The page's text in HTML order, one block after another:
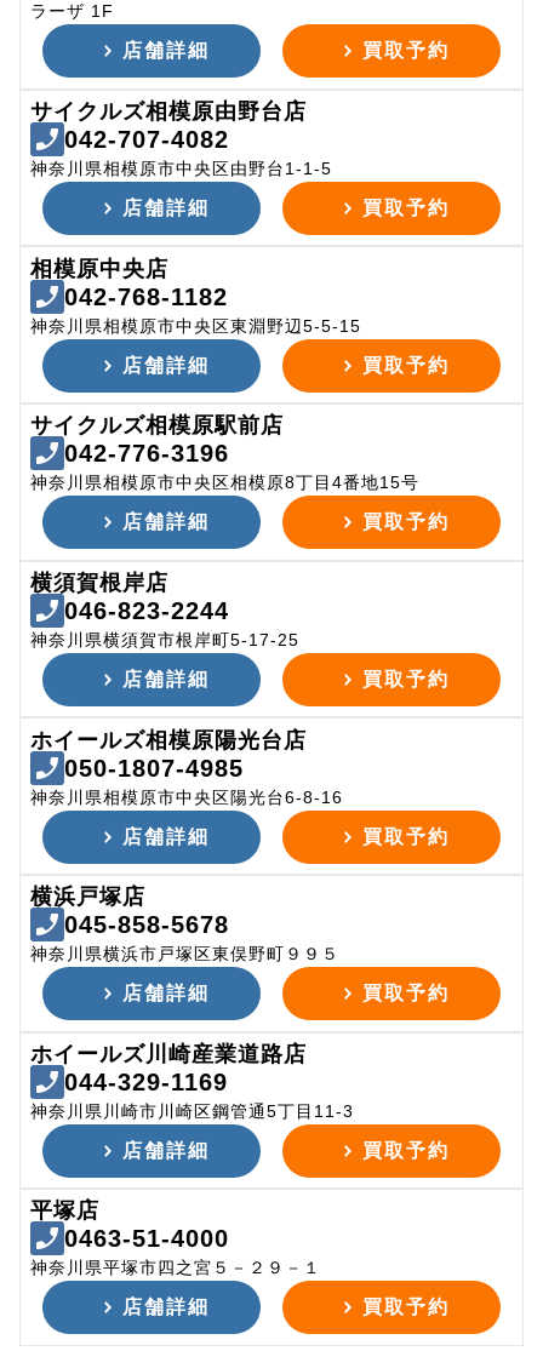
ラーザ 1F
店舗詳細 買取予約
サイクルズ相模原由野台店
042-707-4082
神奈川県相模原市中央区由野台1-1-5
店舗詳細 買取予約
相模原中央店
042-768-1182
神奈川県相模原市中央区東淵野辺5-5-15
店舗詳細 買取予約
サイクルズ相模原駅前店
042-776-3196
神奈川県相模原市中央区相模原8丁目4番地15号
店舗詳細 買取予約
横須賀根岸店
046-823-2244
神奈川県横須賀市根岸町5-17-25
店舗詳細 買取予約
ホイールズ相模原陽光台店
050-1807-4985
神奈川県相模原市中央区陽光台6-8-16
店舗詳細 買取予約
横浜戸塚店
045-858-5678
神奈川県横浜市戸塚区東俣野町９９５
店舗詳細 買取予約
ホイールズ川崎産業道路店
044-329-1169
神奈川県川崎市川崎区鋼管通5丁目11-3
店舗詳細 買取予約
平塚店
0463-51-4000
神奈川県平塚市四之宮５－２９－１
店舗詳細 買取予約